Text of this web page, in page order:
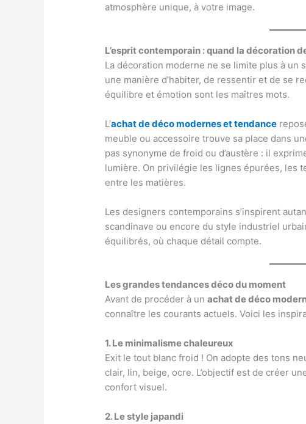
atmosphère unique, à votre image.
L’esprit contemporain : quand la décoration
La décoration moderne ne se limite plus à un
une manière d’habiter, de ressentir et de se
équilibre et émotion sont les maîtres mots.
L’achat de déco modernes et tendance
meuble ou accessoire trouve sa place dans
pas synonyme de froid ou d’austère : il
lumière. On privilégie les lignes épurées, les
entre les matières.
Les designers contemporains s’inspirent
scandinave ou encore du style industriel
équilibrés, où chaque détail compte.
Les grandes tendances déco du moment
Avant de procéder à unachat de déco
connaître les courants actuels. Voici les
1. Le minimalisme chaleureux
Exit le tout blanc froid ! On adopte des tons
clair, lin, beige, ocre. L’objectif est de créer
confort visuel.
2. Le style japandi